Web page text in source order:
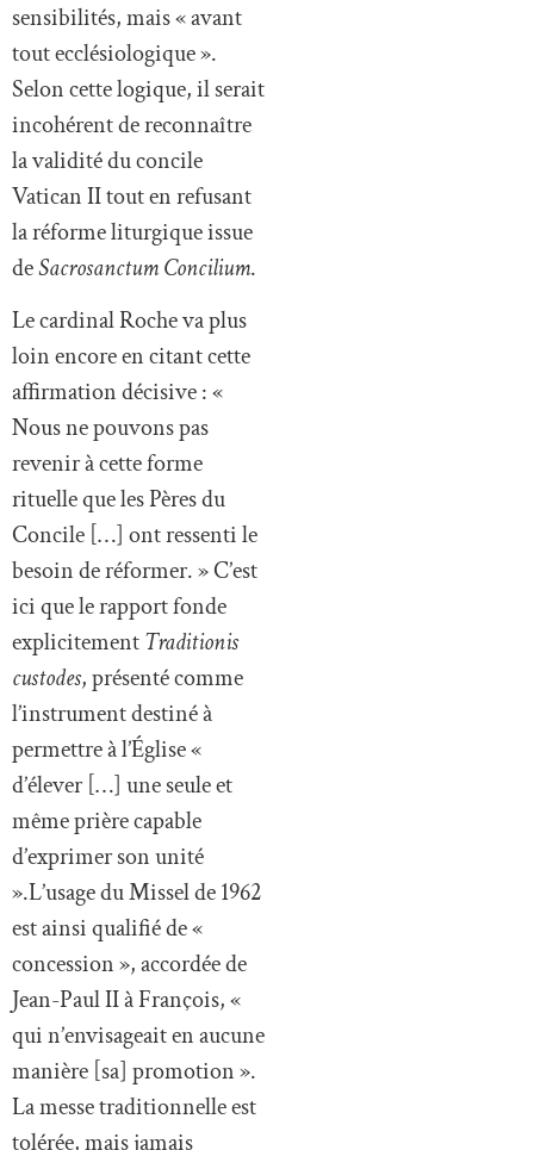
sensibilités, mais « avant
tout ecclésiologique ».
Selon cette logique, il serait
incohérent de reconnaître
la validité du concile
Vatican II tout en refusant
la réforme liturgique issue
deSacrosanctum Concilium.
Le cardinal Roche va plus
loin encore en citant cette
affirmation décisive : «
Nous ne pouvons pas
revenir à cette forme
rituelle que les Pères du
Concile […] ont ressenti le
besoin de réformer. » C’est
ici que le rapport fonde
explicitementTraditionis
custodes, présenté comme
l’instrument destiné à
permettre à l’Église «
d’élever […] une seule et
même prière capable
d’exprimer son unité
».L’usage du Missel de 1962
est ainsi qualifié de «
concession », accordée de
Jean-Paul II à François, «
qui n’envisageait en aucune
manière [sa] promotion ».
La messe traditionnelle est
tolérée, mais jamais